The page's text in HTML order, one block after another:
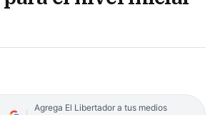
Agrega El Libertador a tus medios